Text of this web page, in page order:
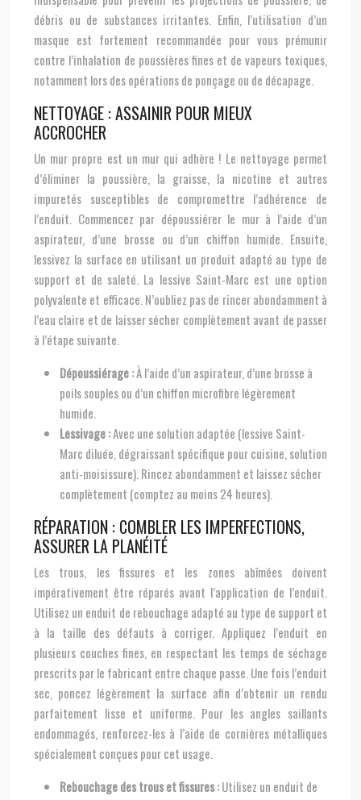
débris ou de substances irritantes. Enfin, l’utilisation d’un
masque est fortement recommandée pour vous prémunir
contre l’inhalation de poussières fines et de vapeurs toxiques,
notamment lors des opérations de ponçage ou de décapage.
NETTOYAGE : ASSAINIR POUR MIEUX
ACCROCHER
Un mur propre est un mur qui adhère ! Le nettoyage permet
d’éliminer la poussière, la graisse, la nicotine et autres
impuretés susceptibles de compromettre l’adhérence de
l’enduit. Commencez par dépoussiérer le mur à l’aide d’un
aspirateur, d’une brosse ou d’un chiffon humide. Ensuite,
lessivez la surface en utilisant un produit adapté au type de
support et de saleté. La lessive Saint-Marc est une option
polyvalente et efficace. N’oubliez pas de rincer abondamment à
l’eau claire et de laisser sécher complètement avant de passer
à l’étape suivante.
Dépoussiérage :À l’aide d’un aspirateur, d’une brosse à
poils souples ou d’un chiffon microfibre légèrement
humide.
Lessivage :Avec une solution adaptée (lessive Saint-
Marc diluée, dégraissant spécifique pour cuisine, solution
anti-moisissure). Rincez abondamment et laissez sécher
complètement (comptez au moins 24 heures).
RÉPARATION : COMBLER LES IMPERFECTIONS,
ASSURER LA PLANÉITÉ
Les trous, les fissures et les zones abîmées doivent
impérativement être réparés avant l’application de l’enduit.
Utilisez un enduit de rebouchage adapté au type de support et
à la taille des défauts à corriger. Appliquez l’enduit en
plusieurs couches fines, en respectant les temps de séchage
prescrits par le fabricant entre chaque passe. Une fois l’enduit
sec, poncez légèrement la surface afin d’obtenir un rendu
parfaitement lisse et uniforme. Pour les angles saillants
endommagés, renforcez-les à l’aide de cornières métalliques
spécialement conçues pour cet usage.
Rebouchage des trous et fissures :Utilisez un enduit de